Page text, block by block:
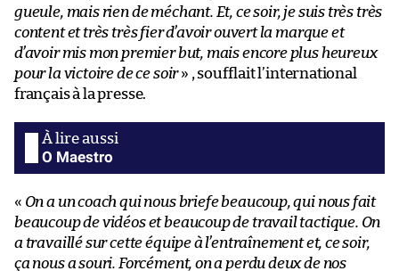
gueule, mais rien de méchant. Et, ce soir, je suis très très
content et très très fier d’avoir ouvert la marque et
d’avoir mis mon premier but, mais encore plus heureux
pour la victoire de ce soir» , soufflait l’international
français à la presse.
O Maestro
« On a un coach qui nous briefe beaucoup, qui nous fait
beaucoup de vidéos et beaucoup de travail tactique. On
a travaillé sur cette équipe à l’entraînement et, ce soir,
ça nous a souri. Forcément, on a perdu deux de nos